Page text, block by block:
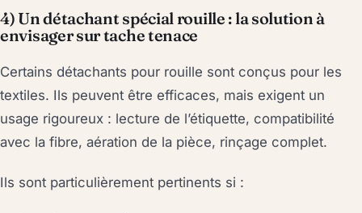
4) Un détachant spécial rouille : la solution à
envisager sur tache tenace
Certains détachants pour rouille sont conçus pour les
textiles. Ils peuvent être efficaces, mais exigent un
usage rigoureux : lecture de l’étiquette, compatibilité
avec la fibre, aération de la pièce, rinçage complet.
Ils sont particulièrement pertinents si :